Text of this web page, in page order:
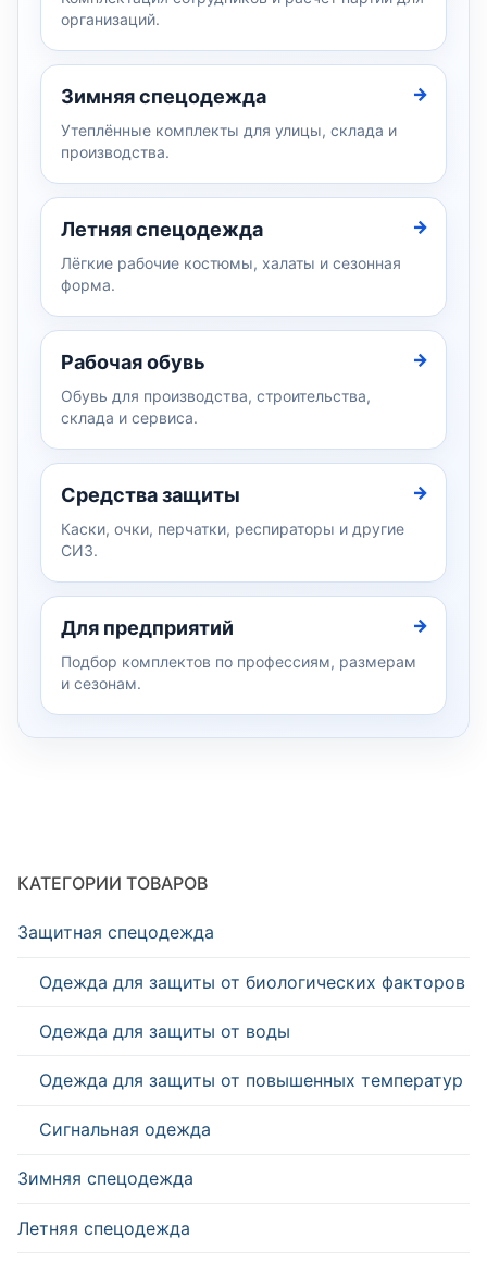
организаций.
Зимняя спецодежда
Утеплённые комплекты для улицы, склада и
производства.
Летняя спецодежда
Лёгкие рабочие костюмы, халаты и сезонная
форма.
Рабочая обувь
Обувь для производства, строительства,
склада и сервиса.
Средства защиты
Каски, очки, перчатки, респираторы и другие
СИЗ.
Для предприятий
Подбор комплектов по профессиям, размерам
и сезонам.
КАТЕГОРИИ ТОВАРОВ
Защитная спецодежда
Одежда для защиты от биологических факторов
Одежда для защиты от воды
Одежда для защиты от повышенных температур
Сигнальная одежда
Зимняя спецодежда
Летняя спецодежда